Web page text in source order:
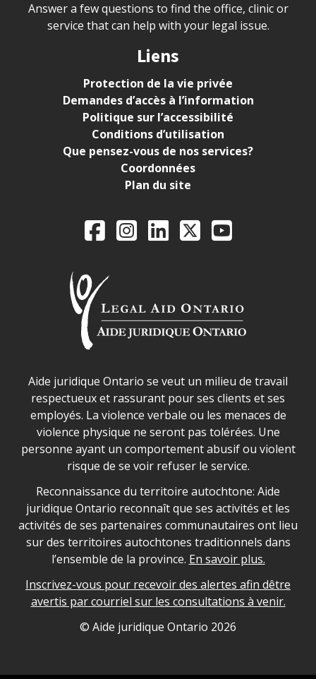
Answer a few questions to find the office, clinic or
service that can help with your legal issue.
Liens
Protection de la vie privée
Demandes d’accès à l’information
Politique sur l’accessibilité
Conditions d’utilisation
Que pensez-vous de nos services?
Coordonnées
Plan du site
Legal Aid Ontario
FacebookInstagram
LinkedIn
X YouTube
Déclaration sur la sécurité dans les locaux d'AJO.
Aide juridique Ontario se veut un milieu de travail
respectueux et rassurant pour ses clients et ses
employés. La violence verbale ou les menaces de
violence physique ne seront pas tolérées. Une
personne ayant un comportement abusif ou violent
risque de se voir refuser le service.
Legal Aid Ontario land acknowledgement
Reconnaissance du territoire autochtone: Aide
juridique Ontario reconnaît que ses activités et les
activités de ses partenaires communautaires ont lieu
sur des territoires autochtones traditionnels dans
l’ensemble de la province. En savoir plus.
Inscrivez-vous pour recevoir des alertes afin dêtre
avertis par courriel sur les consultations à venir.
Legal Aid Ontario copyright information
© Aide juridique Ontario 2026